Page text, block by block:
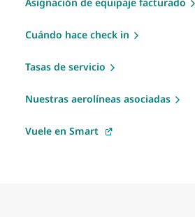
Cuándo hace check in
Tasas de servicio
Nuestras aerolíneas asociadas
Vuele en Smart